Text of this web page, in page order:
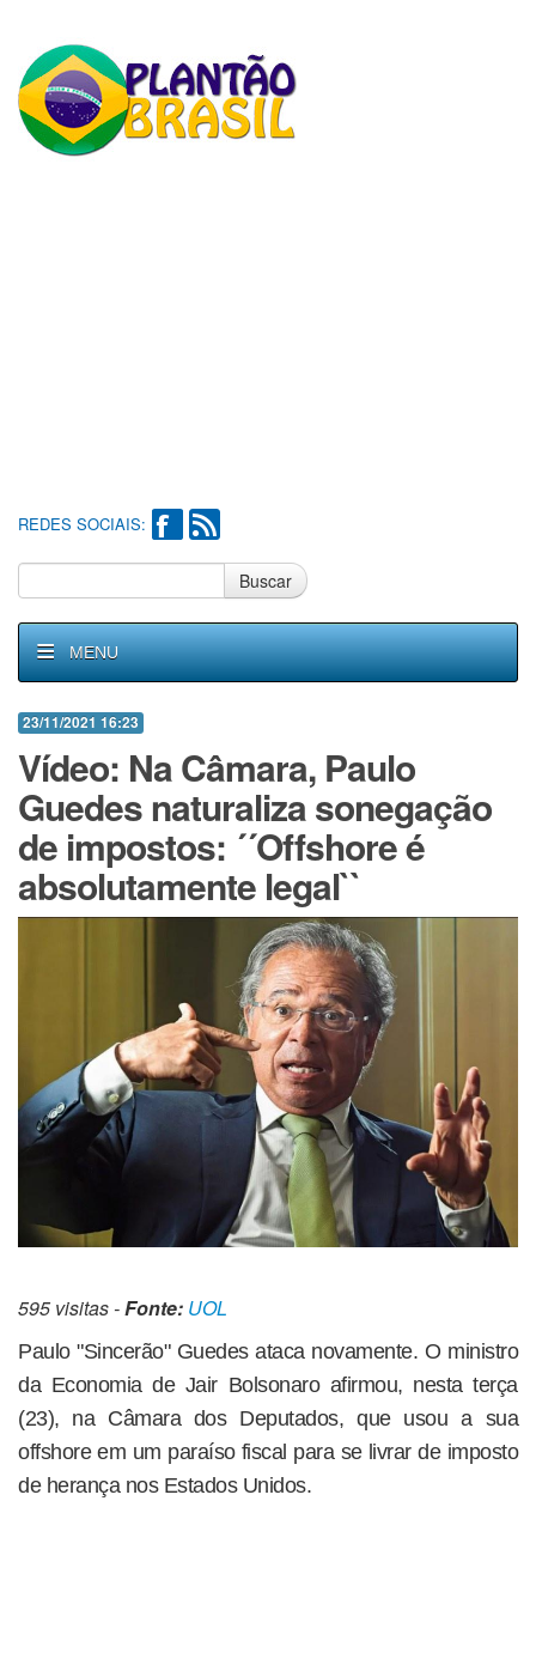
REDES SOCIAIS:
Buscar
MENU
23/11/2021 16:23
Vídeo: Na Câmara, Paulo
Guedes naturaliza sonegação
de impostos: ´´Offshore é
absolutamente legal``
595 visitas -Fonte: UOL
Paulo "Sincerão" Guedes ataca novamente. O ministro
da Economia de Jair Bolsonaro afirmou, nesta terça
(23), na Câmara dos Deputados, que usou a sua
offshore em um paraíso fiscal para se livrar de imposto
de herança nos Estados Unidos.